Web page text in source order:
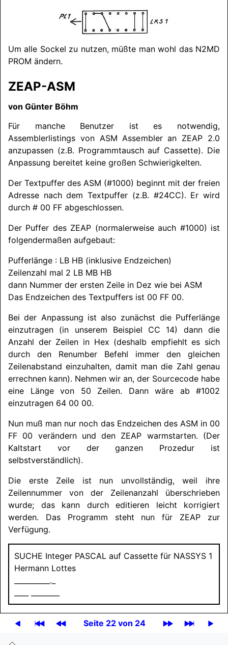
Um alle Sockel zu nutzen, müßte man wohl das N2MD
PROM ändern.
ZEAP-ASM
von Günter Böhm
Für manche Benutzer ist es notwendig,
Assemblerlistings von ASM Assembler an ZEAP 2.0
anzupassen (z.B. Programmtausch auf Cassette). Die
Anpassung bereitet keine großen Schwierigkelten.
Der Textpuffer des ASM (#1000) beginnt mit der freien
Adresse nach dem Textpuffer (z.B. #24CC). Er wird
durch # 00 FF abgeschlossen.
Der Puffer des ZEAP (normalerweise auch #1000) ist
folgendermaßen aufgebaut:
Pufferlänge : LB HB (inklusive Endzeichen)
Zeilenzahl mal 2 LB MB HB
dann Nummer der ersten Zeile in Dez wie bei ASM
Das Endzeichen des Textpuffers ist 00 FF 00.
Bei der Anpassung ist also zunächst die Pufferlänge
einzutragen (in unserem Beispiel CC 14) dann die
Anzahl der Zeilen in Hex (deshalb empfiehlt es sich
durch den Renumber Befehl immer den gleichen
Zeilenabstand einzuhalten, damit man die Zahl genau
errechnen kann). Nehmen wir an, der Sourcecode habe
eine Länge von 50 Zeilen. Dann wäre ab #1002
einzutragen 64 00 00.
Nun muß man nur noch das Endzeichen des ASM in 00
FF 00 verändern und den ZEAP warmstarten. (Der
Kaltstart vor der ganzen Prozedur ist
selbstverständlich).
Die erste Zeile ist nun unvollständig, weil ihre
Zeilennummer von der Zeilenanzahl überschrieben
wurde; das kann durch editieren leicht korrigiert
werden. Das Programm steht nun für ZEAP zur
Verfügung.
SUCHE Integer PASCAL auf Cassette für NASSYS 1
Hermann Lottes
__________._
Seite 22 von 24